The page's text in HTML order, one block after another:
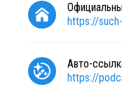
https://
Авто-
https://